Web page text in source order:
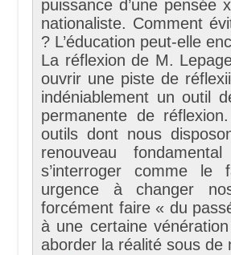
puissance d’une pensée
nationaliste. Comment
? L’éducation peut-elle
La réflexion de M.
ouvrir une piste de
indéniablement un outil
permanente de
outils dont nous
renouveau
s’interroger comme le
urgence à changer
forcément faire « du
à une certaine
aborder la réalité sous de